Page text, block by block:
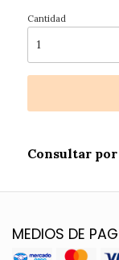
Cantidad
Consultar
MEDIOS DE